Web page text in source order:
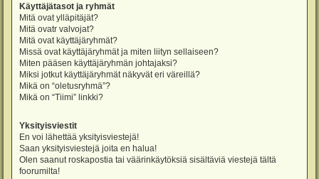
Käyttäjätasot ja ryhmät
Mitä ovat ylläpitäjät?
Mitä ovatr valvojat?
Mitä ovat käyttäjäryhmät?
Missä ovat käyttäjäryhmät ja miten liityn sellaiseen?
Miten pääsen käyttäjäryhmän johtajaksi?
Miksi jotkut käyttäjäryhmät näkyvät eri väreillä?
Mikä on “oletusryhmä”?
Mikä on “Tiimi” linkki?
Yksityisviestit
En voi lähettää yksityisviestejä!
Saan yksityisviestejä joita en halua!
Olen saanut roskapostia tai väärinkäytöksiä sisältäviä viestejä tältä
foorumilta!